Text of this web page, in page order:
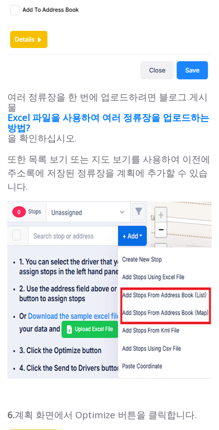
여러 정류장을 한 번에 업로드하려면 블로그 게시
물
Excel 파일을 사용하여 여러 정류장을 업로드하는
방법?
을 확인하십시오.
또한 목록 보기 또는 지도 보기를 사용하여 이전에
주소록에 저장된 정류장을 계획에 추가할 수 있습
니다.
6.계획 화면에서 Optimize 버튼을 클릭합니다.